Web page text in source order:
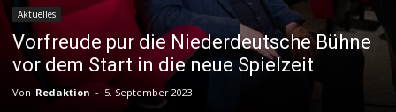
Aktuelles
Vorfreude pur die Niederdeutsche Bühne
vor dem Start in die neue Spielzeit
Von Redaktion - 5. September 2023